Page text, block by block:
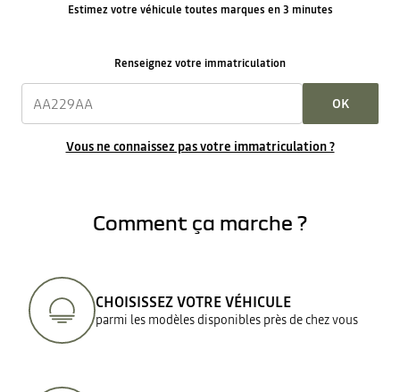
Estimez votre véhicule toutes marques en 3 minutes
Renseignez votre immatriculation
OK
Vous ne connaissez pas votre immatriculation ?
Comment ça marche ?
CHOISISSEZ VOTRE VÉHICULE
parmi les modèles disponibles près de chez vous